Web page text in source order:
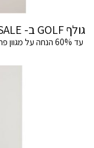
גולף GOLF ב- FINAL SALE.
עד 60% הנחה על מגוון פריטים מקולקציית החורף